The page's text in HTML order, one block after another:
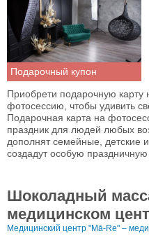
Подарочный купон
Приобрети подарочную
фотосессию, чтобы удивить
Подарочная карта на
праздник для людей любых
дополнят семейные, детские
создадут особую
Шоколадный
медицинском
Медицинский центр "Mā-Re" –